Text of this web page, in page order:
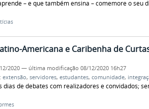
– e que também ensina – comemore o seu
Americana e Caribenha de
2020 — última modificação 08/12/2020 16h27
extensão, servidores, estudantes, comunidade,
dias de debates com realizadores e convidados;